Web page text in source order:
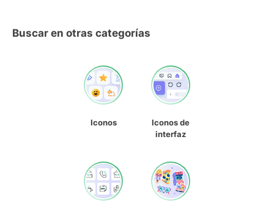
Buscar en otras categorías
Iconos
Iconos de
interfaz